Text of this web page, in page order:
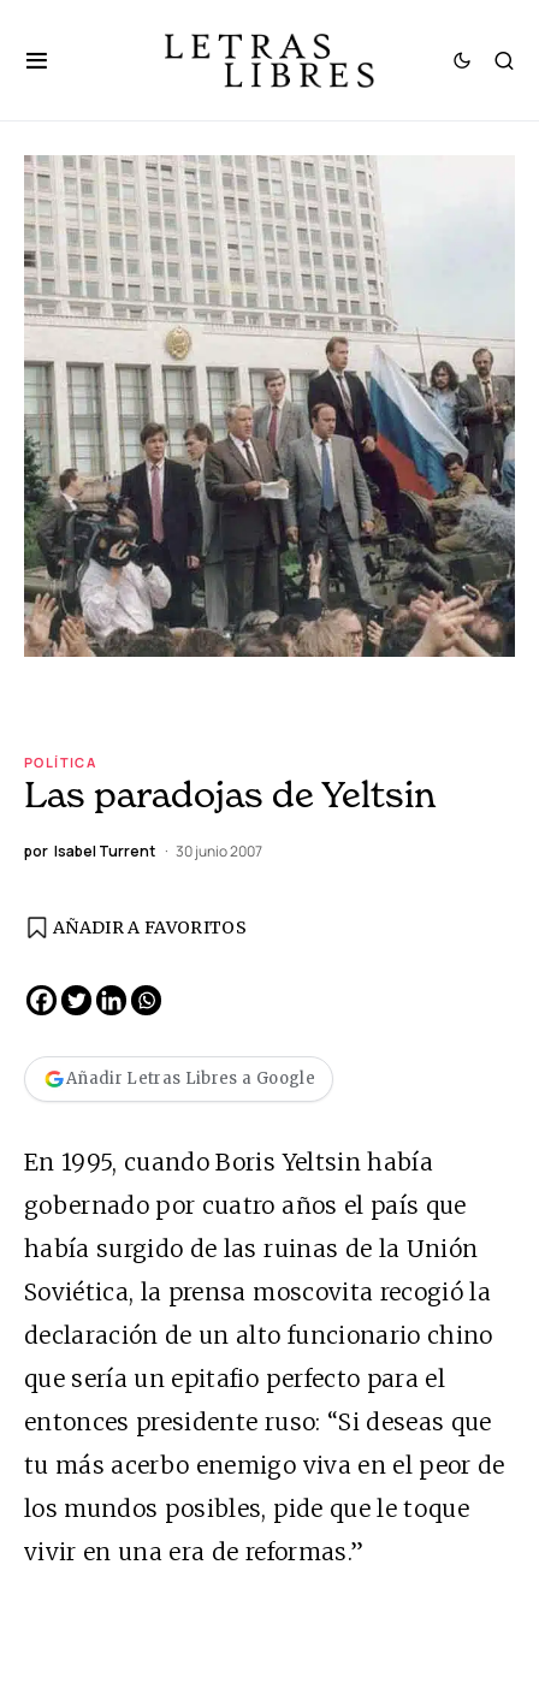
POLÍTICA
Las paradojas de Yeltsin
por Isabel Turrent 30 junio 2007
AÑADIR A FAVORITOS
Añadir Letras Libres a Google
En 1995, cuando Boris Yeltsin había
gobernado por cuatro años el país que
había surgido de las ruinas de la Unión
Soviética, la prensa moscovita recogió la
declaración de un alto funcionario chino
que sería un epitafio perfecto para el
entonces presidente ruso: “Si deseas que
tu más acerbo enemigo viva en el peor de
los mundos posibles, pide que le toque
vivir en una era de reformas.”